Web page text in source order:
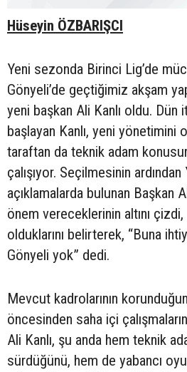
Hüseyin ÖZBARIŞCI
Yeni sezonda Birinci Lig’de
Gönyeli’de geçtiğimiz akşam
yeni başkan Ali Kanlı oldu. Dün
başlayan Kanlı, yeni yönetimini
taraftan da teknik adam
çalışıyor. Seçilmesinin ardından
açıklamalarda bulunan Başkan
önem vereceklerinin altını
olduklarını belirterek, “Buna
Gönyeli yok” dedi.
Mevcut kadrolarının
öncesinden saha içi
Ali Kanlı, şu anda hem teknik
sürdüğünü, hem de yabancı